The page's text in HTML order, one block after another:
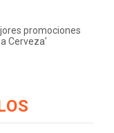
promociones
Cerveza'